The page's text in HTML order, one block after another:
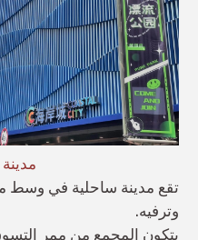
تقع مدينة ساحلية في وسط
وترفيه.
يتكون المجمع من ممر